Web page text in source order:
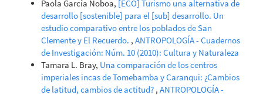
Paola García Noboa, [ECO] Turismo una alternativa de
desarrollo [sostenible] para el [sub] desarrollo. Un
estudio comparativo entre los poblados de San
Clemente y El Recuerdo. , ANTROPOLOGÍA - Cuadernos
de Investigación: Núm. 10 (2010): Cultura y Naturaleza
Tamara L. Bray, Una comparación de los centros
imperiales incas de Tomebamba y Caranqui: ¿Cambios
de latitud, cambios de actitud? , ANTROPOLOGÍA -